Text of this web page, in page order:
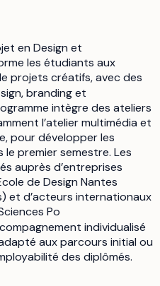
en Design et
les étudiants aux
projets créatifs, avec des
branding et
intègre des ateliers
l’atelier multimédia et
pour développer les
premier semestre. Les
auprès d’entreprises
de Design Nantes
et d’acteurs internationaux
Po
individualisé
aux parcours initial ou
des diplômés.